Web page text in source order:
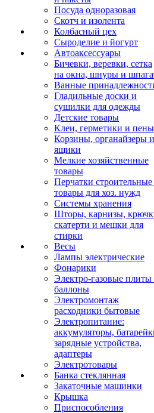
Посуда одноразовая
Скотч и изолента
Колбасный цех
Сыроделие и йогурт
Автоаксессуары
Бичевки, веревки, сетка
на окна, шнуры и
Ванные
Гладильные доски и
сушилки для одежды
Детские товары
Клеи, герметики и пены
Корзины, органайзеры и
ящики
Мелкие хозяйственные
товары
Перчатки строительные
товары для хоз. нужд
Системы хранения
Шторы, карнизы,
скатерти и мешки для
стирки
Весы
Лампы электрические
Фонарики
Электро-газовые плиты
баллоны
Электромонтаж
расходники бытовые
Электропитание:
аккумуляторы,
зарядные устройства,
адаптеры
Электротовары
Банка стеклянная
Закаточные машинки
Крышка
Приспособления